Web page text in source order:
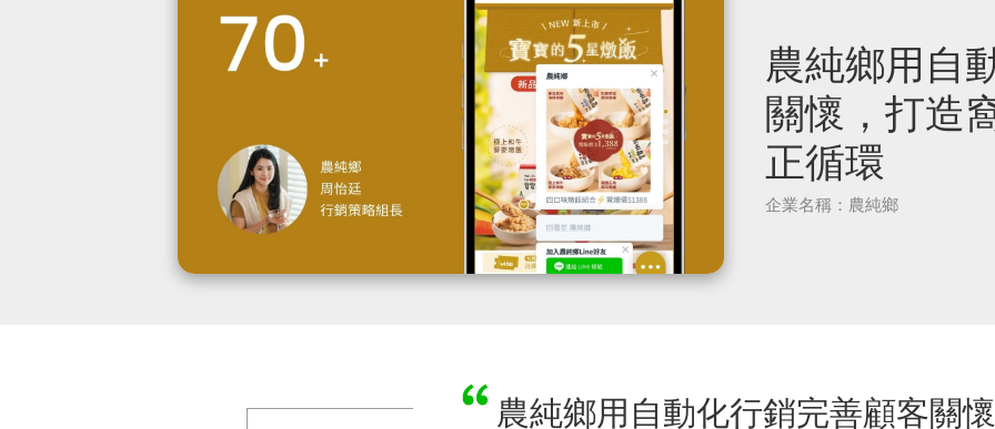
農純鄉用自
關懷，打造
正循環
企業名稱：農純鄉
農純鄉用自動化行銷完善顧客關懷